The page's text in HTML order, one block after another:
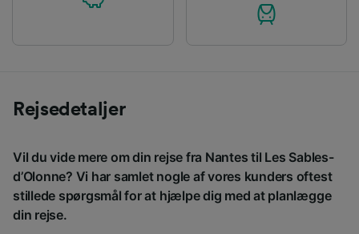
Rejsedetaljer
Vil du vide mere om din rejse fra Nantes til Les Sables-
d’Olonne? Vi har samlet nogle af vores kunders oftest
stillede spørgsmål for at hjælpe dig med at planlægge
din rejse.